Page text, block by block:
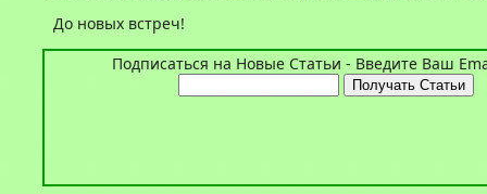
До новых встреч!
Подписаться на Новые Статьи - Введите Ваш